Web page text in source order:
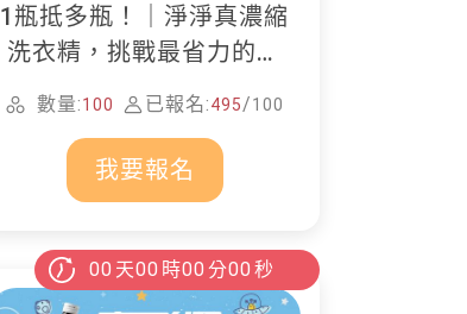
1瓶抵多瓶！｜淨淨真濃縮
洗衣精，挑戰最省力的居
家清潔
數量:100 已報名:495/100
我要報名
00 天00 時00 分00 秒